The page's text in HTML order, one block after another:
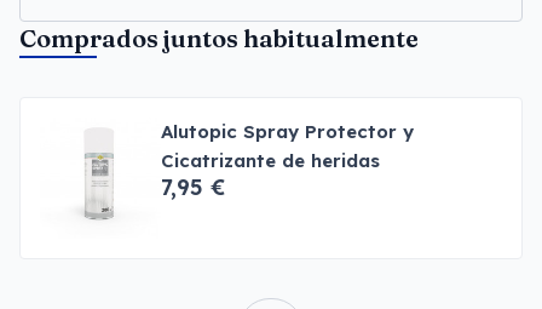
Comprados juntos habitualmente
Alutopic Spray Protector y
Cicatrizante de heridas
7,95 €